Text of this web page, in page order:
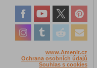
www.Amenit.cz
Ochrana osobních údajů
Souhlas s cookies